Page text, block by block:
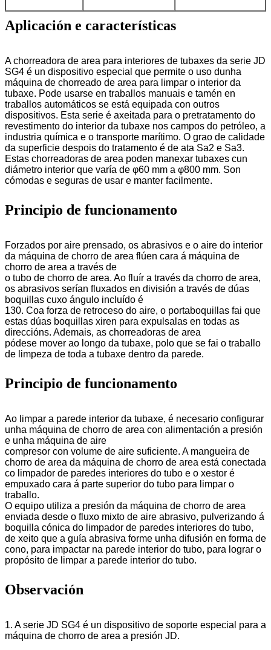
Aplicación e características
A chorreadora de area para interiores de tubaxes da serie JD
SG4 é un dispositivo especial que permite o uso dunha
máquina de chorreado de area para limpar o interior da
tubaxe. Pode usarse en traballos manuais e tamén en
traballos automáticos se está equipada con outros
dispositivos. Esta serie é axeitada para o pretratamento do
revestimento do interior da tubaxe nos campos do petróleo, a
industria química e o transporte marítimo. O grao de calidade
da superficie despois do tratamento é de ata Sa2 e Sa3.
Estas chorreadoras de area poden manexar tubaxes cun
diámetro interior que varía de φ60 mm a φ800 mm. Son
cómodas e seguras de usar e manter facilmente.
Principio de funcionamento
Forzados por aire prensado, os abrasivos e o aire do interior
da máquina de chorro de area flúen cara á máquina de
chorro de area a través de
o tubo de chorro de area. Ao fluír a través da chorro de area,
os abrasivos serían fluxados en división a través de dúas
boquillas cuxo ángulo incluído é
130. Coa forza de retroceso do aire, o portaboquillas fai que
estas dúas boquillas xiren para expulsalas en todas as
direccións. Ademais, as chorreadoras de area
pódese mover ao longo da tubaxe, polo que se fai o traballo
de limpeza de toda a tubaxe dentro da parede.
Principio de funcionamento
Ao limpar a parede interior da tubaxe, é necesario configurar
unha máquina de chorro de area con alimentación a presión
e unha máquina de aire
compresor con volume de aire suficiente. A mangueira de
chorro de area da máquina de chorro de area está conectada
co limpador de paredes interiores do tubo e o xestor é
empuxado cara á parte superior do tubo para limpar o
traballo.
O equipo utiliza a presión da máquina de chorro de area
enviada desde o fluxo mixto de aire abrasivo, pulverizando á
boquilla cónica do limpador de paredes interiores do tubo,
de xeito que a guía abrasiva forme unha difusión en forma de
cono, para impactar na parede interior do tubo, para lograr o
propósito de limpar a parede interior do tubo.
Observación
1. A serie JD SG4 é un dispositivo de soporte especial para a
máquina de chorro de area a presión JD.